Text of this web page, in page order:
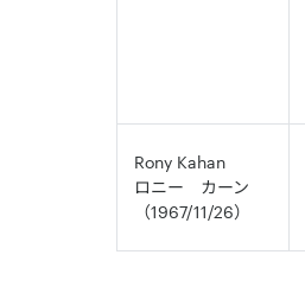
Rony Kahan
ロニー カーン
（1967/11/26）